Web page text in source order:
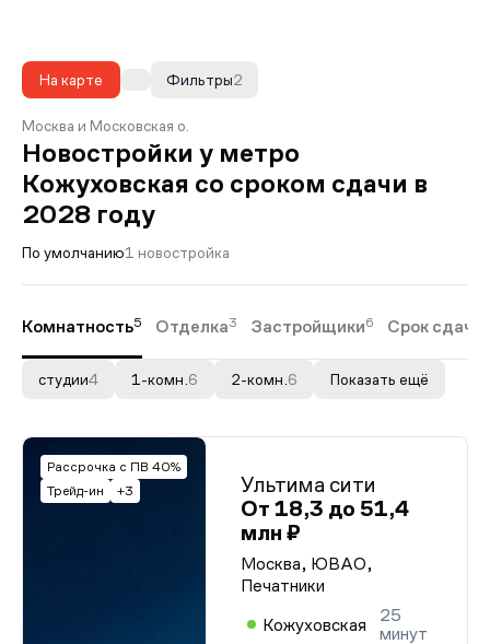
На карте 2
Фильтры
Москва и Московская о.
Новостройки у метро
Кожуховская со сроком сдачи в
2028 году
По умолчанию1 новостройка
Комнатность5 Отделка3 Застройщики6 Срок сдачи
студии4 1-комн. 6 2-комн. 6 Показать ещё
Рассрочка с ПВ 40%
Трейд-ин
+3
Ультима сити
От 18,3 до 51,4
млн ₽
Москва, ЮВАО,
Печатники
Кожуховская
25
минут